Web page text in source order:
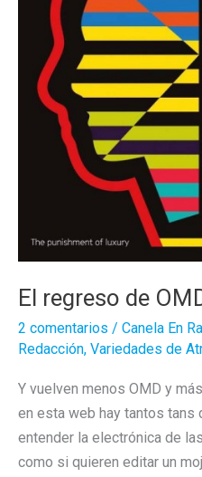
El regreso de
2 comentarios / Canela En
Redacción, Variedades de
Y vuelven menos OMD y
en esta web hay tantos tans
entender la electrónica de
como si quieren editar un